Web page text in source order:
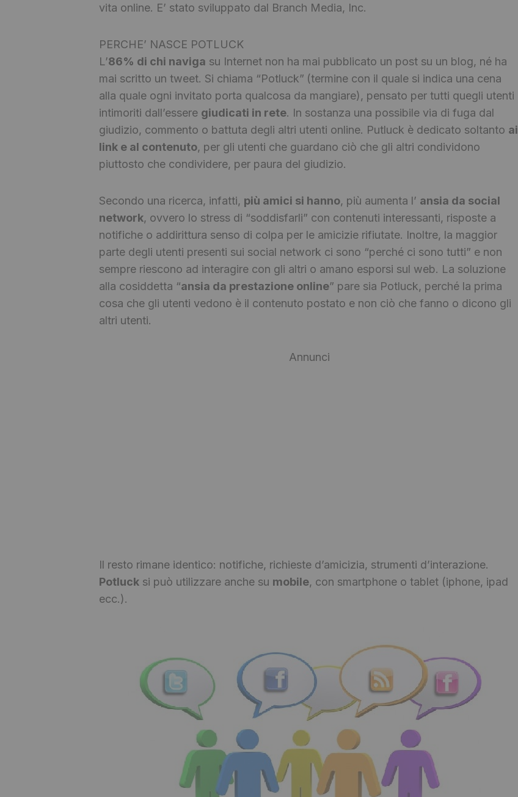
vita online. E’ stato sviluppato dal Branch Media, Inc.
PERCHE’ NASCE POTLUCK
L’86% di chi naviga su Internet non ha mai pubblicato un post su un blog, né ha
mai scritto un tweet. Si chiama “Potluck” (termine con il quale si indica una cena
alla quale ogni invitato porta qualcosa da mangiare), pensato per tutti quegli utenti
intimoriti dall’essere giudicati in rete. In sostanza una possibile via di fuga dal
giudizio, commento o battuta degli altri utenti online. Putluck è dedicato soltanto ai
link e al contenuto, per gli utenti che guardano ciò che gli altri condividono
piuttosto che condividere, per paura del giudizio.
Secondo una ricerca, infatti, più amici si hanno, più aumenta l’ ansia da social
network, ovvero lo stress di “soddisfarli” con contenuti interessanti, risposte a
notifiche o addirittura senso di colpa per le amicizie rifiutate. Inoltre, la maggior
parte degli utenti presenti sui social network ci sono “perché ci sono tutti” e non
sempre riescono ad interagire con gli altri o amano esporsi sul web. La soluzione
alla cosiddetta “ansia da prestazione online” pare sia Potluck, perché la prima
cosa che gli utenti vedono è il contenuto postato e non ciò che fanno o dicono gli
altri utenti.
Annunci
Il resto rimane identico: notifiche, richieste d’amicizia, strumenti d’interazione.
Potluck si può utilizzare anche su mobile, con smartphone o tablet (iphone, ipad
ecc.).